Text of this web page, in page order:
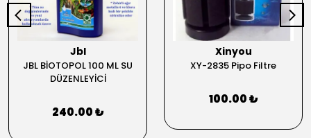
Jbl
JBL BİOTOPOL 100 ML SU
DÜZENLEYİCİ
240.00 ₺
Xinyou
XY-2835 Pipo Filtre
100.00 ₺